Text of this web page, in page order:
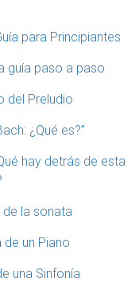
para Principiantes
guía paso a paso
del Preludio
¿Qué es?”
hay detrás de esta
la sonata
de un Piano
una Sinfonía